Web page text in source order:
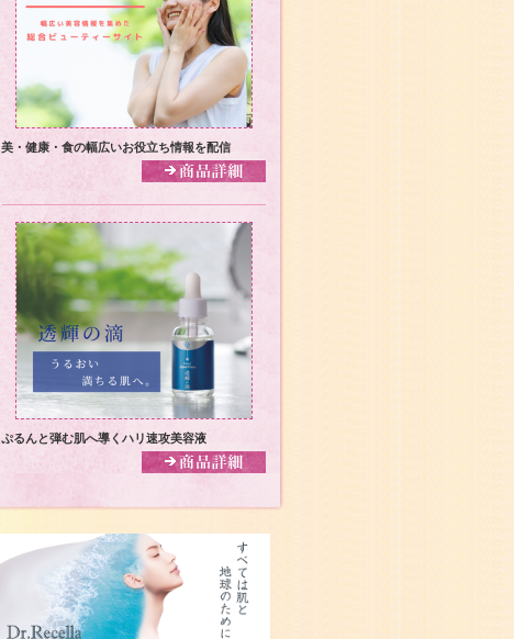
美・健康・食の幅広いお役立ち情報を配信
ぷるんと弾む肌へ導くハリ速攻美容液